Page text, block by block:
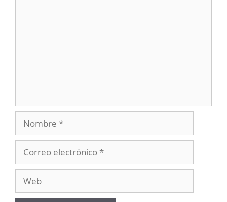
Nombre
electrónico